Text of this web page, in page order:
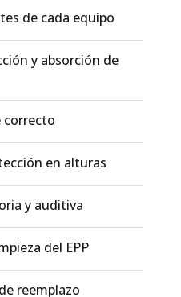
de cada equipo
y absorción de
correcto
en alturas
y auditiva
del EPP
reemplazo